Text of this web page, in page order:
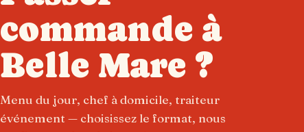
commande à
Belle Mare ?
Menu du jour, chef à domicile, traiteur
événement — choisissez le format, nous